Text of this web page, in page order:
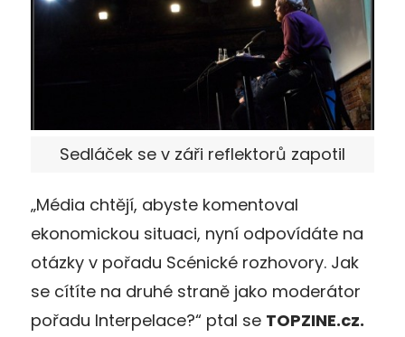
Sedláček se v záři reflektorů zapotil
„Média chtějí, abyste komentoval
ekonomickou situaci, nyní odpovídáte na
otázky v pořadu Scénické rozhovory. Jak
se cítíte na druhé straně jako moderátor
pořadu Interpelace?“ ptal se TOPZINE.cz.